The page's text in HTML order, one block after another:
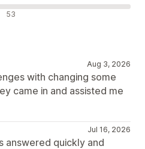
53
Aug 3, 2026
with changing some
came in and assisted me
Jul 16, 2026
answered quickly and